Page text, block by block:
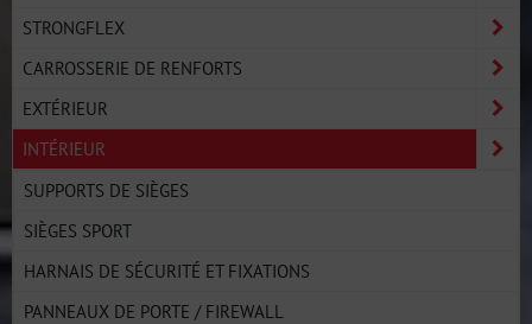
STRONGFLEX
CARROSSERIE DE RENFORTS
EXTÉRIEUR
INTÉRIEUR
SUPPORTS DE SIÈGES
SIÈGES SPORT
HARNAIS DE SÉCURITÉ ET FIXATIONS
PANNEAUX DE PORTE / FIREWALL